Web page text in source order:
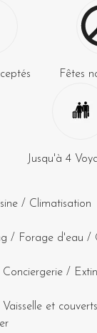
Fêtes
Jusqu'à 4
/ Climatisation
/ Forage d'eau /
Conciergerie /
Vaisselle et couverts